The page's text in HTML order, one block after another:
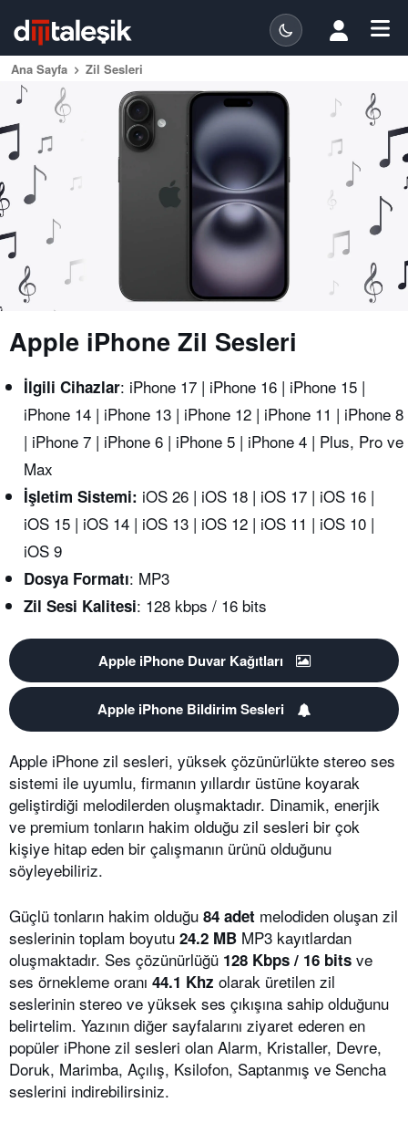
Ana Sayfa Zil Sesleri
Apple iPhone Zil Sesleri
İlgili Cihazlar: iPhone 17 | iPhone 16 | iPhone 15 |
iPhone 14 | iPhone 13 | iPhone 12 | iPhone 11 | iPhone 8
| iPhone 7 | iPhone 6 | iPhone 5 | iPhone 4 | Plus, Pro ve
Max
İşletim Sistemi: iOS 26 | iOS 18 | iOS 17 | iOS 16 |
iOS 15 | iOS 14 | iOS 13 | iOS 12 | iOS 11 | iOS 10 |
iOS 9
Dosya Formatı: MP3
Zil Sesi Kalitesi: 128 kbps / 16 bits
Apple iPhone Duvar Kağıtları
Apple iPhone Bildirim Sesleri
Apple iPhone zil sesleri, yüksek çözünürlükte stereo ses
sistemi ile uyumlu, firmanın yıllardır üstüne koyarak
geliştirdiği melodilerden oluşmaktadır. Dinamik, enerjik
ve premium tonların hakim olduğu zil sesleri bir çok
kişiye hitap eden bir çalışmanın ürünü olduğunu
söyleyebiliriz.
Güçlü tonların hakim olduğu 84 adet melodiden oluşan zil
seslerinin toplam boyutu 24.2 MB MP3 kayıtlardan
oluşmaktadır. Ses çözünürlüğü 128 Kbps / 16 bits ve
ses örnekleme oranı 44.1 Khz olarak üretilen zil
seslerinin stereo ve yüksek ses çıkışına sahip olduğunu
belirtelim. Yazının diğer sayfalarını ziyaret ederen en
popüler iPhone zil sesleri olan Alarm, Kristaller, Devre,
Doruk, Marimba, Açılış, Ksilofon, Saptanmış ve Sencha
seslerini indirebilirsiniz.